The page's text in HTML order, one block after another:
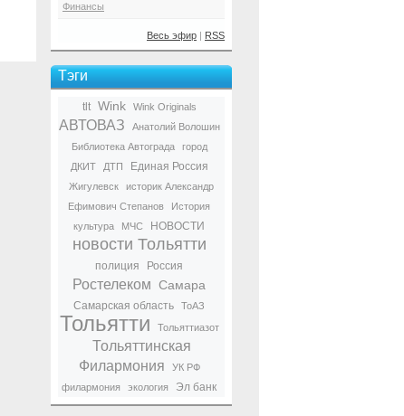
Финансы
Весь эфир | RSS
Тэги
tlt Wink Wink Originals
АВТОВАЗ
Анатолий Волошин
Библиотека Автограда
город
ДКИТ
ДТП Единая Россия
Жигулевск
историк Александр
Ефимович Степанов
История
культура
МЧС НОВОСТИ
новости Тольятти
полиция Россия
Ростелеком Самара
Самарская область ТоАЗ
Тольятти Тольяттиазот
Тольяттинская
Филармония
УК РФ
филармония
экология Эл банк